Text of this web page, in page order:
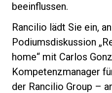
beeinflussen.
Rancilio lädt Sie ein,
Podiumsdiskussion
home“ mit Carlos
Kompetenzmanager
der Rancilio Group –